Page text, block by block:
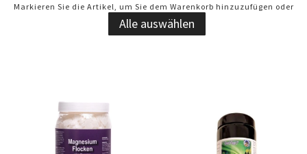
Markieren Sie die Artikel, um Sie dem Warenkorb hinzuzufügen oder
Alle auswählen